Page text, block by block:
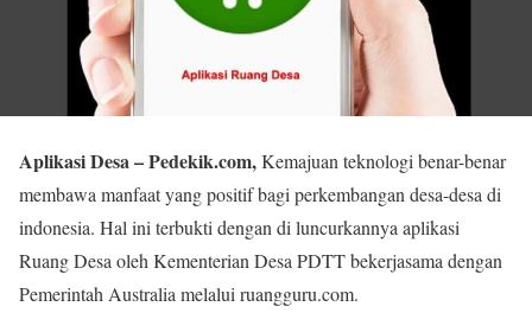
Aplikasi Desa – Pedekik.com,Kemajuan teknologi benar-benar
membawa manfaat yang positif bagi perkembangan desa-desa di
indonesia. Hal ini terbukti dengan di luncurkannya aplikasi
Ruang Desa oleh Kementerian Desa PDTT bekerjasama dengan
Pemerintah Australia melalui ruangguru.com.